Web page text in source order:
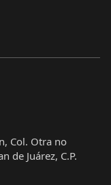
Col. Otra no
de Juárez, C.P.